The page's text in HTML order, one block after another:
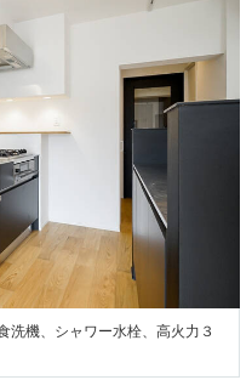
洗機、シャワー水栓、高火力３